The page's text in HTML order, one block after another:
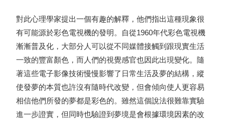
對此心理學家提出一個有趣的解釋，他們指出這種現象很
有可能源於彩色電視機的發明。自從1960年代彩色電視機
漸漸普及化，大部分人可以從不同媒體接觸到跟現實生活
一致的豐富顏色，而人們的視覺感官也因此出現變化。隨
著這些電子影像技術慢慢影響了日常生活及夢的結構，縱
使發夢的本質也許沒有隨時代改變，但會傾向使人更容易
相信他們所發的夢都是彩色的。雖然這個說法很難靠實驗
進一步證實，但同時也驗證到夢境是會根據環境因素的改